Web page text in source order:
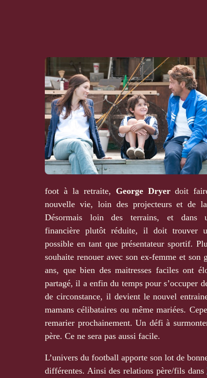
foot à la retraite, George Dryerdoit
nouvelle vie, loin des projecteurs et de
Désormais loin des terrains, et dans
financière plutôt réduite, il doit trouver
possible en tant que présentateur sportif.
souhaite renouer avec son ex-femme et son
ans, que bien des maitresses faciles ont
partagé, il a enfin du temps pour s’occuper
de circonstance, il devient le nouvel
mamans célibataires ou même mariées.
remarier prochainement. Un défi à
père. Ce ne sera pas aussi facile.
L’univers du football apporte son lot de
différentes. Ainsi des relations père/fils dans